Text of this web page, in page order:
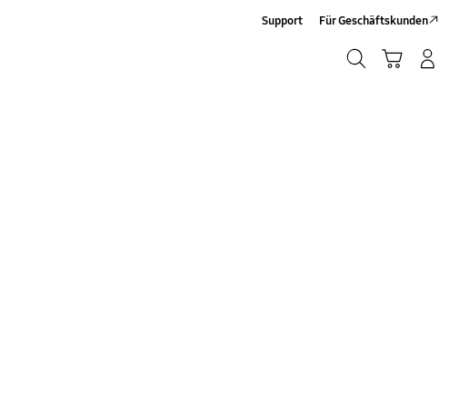
Support Für Geschäftskunden